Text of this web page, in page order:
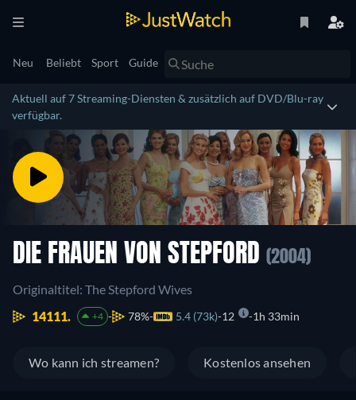
Neu Beliebt Sport Guide
Aktuell auf 7 Streaming-Diensten & zusätzlich auf DVD/Blu-ray
verfügbar.
DIE FRAUEN VON STEPFORD (2004)
Originaltitel: The Stepford Wives
14111.
+4 78% 5.4 (73k) 12 1h 33min
Wo kann ich streamen? Kostenlos ansehen